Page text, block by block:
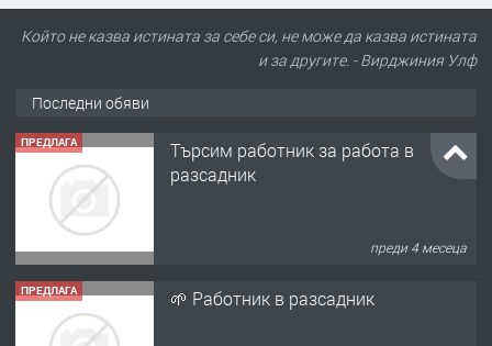
Който не казва истината за себе си, не може да казва истината
и за другите. - Вирджиния Улф
Последни обяви
ПРЕДЛАГА
Търсим работник за работа в
разсадник
преди 4 месеца
ПРЕДЛАГА 🌱 Работник в разсадник